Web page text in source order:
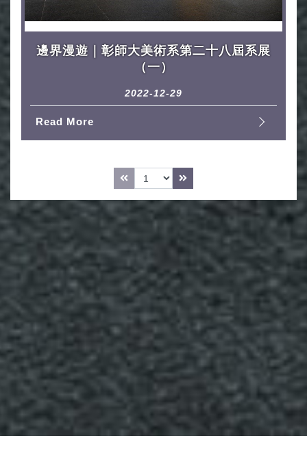
邊界漫遊｜彰師大美術系第二十八屆系展
（一）
2022-12-29
Read More